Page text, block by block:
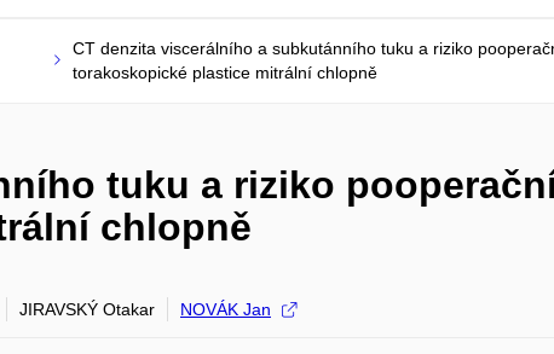
CT denzita viscerálního a subkutánního tuku a riziko
torakoskopické plastice mitrální chlopně
tuku a riziko
chlopně
JIRAVSKÝ Otakar NOVÁK Jan